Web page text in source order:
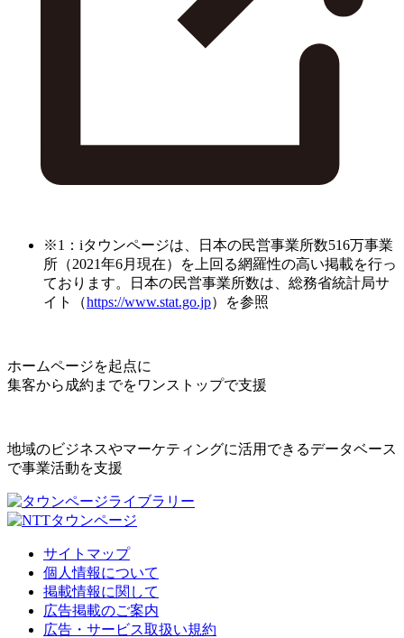
※1：iタウンページは、日本の民営事業所数516万事業
所（2021年6月現在）を上回る網羅性の高い掲載を行っ
ております。日本の民営事業所数は、総務省統計局サ
イト（https://www.stat.go.jp）を参照
ホームページを起点に
集客から成約までをワンストップで支援
地域のビジネスやマーケティングに活用できるデータベース
で事業活動を支援
サイトマップ
個人情報について
掲載情報に関して
広告掲載のご案内
広告・サービス取扱い規約